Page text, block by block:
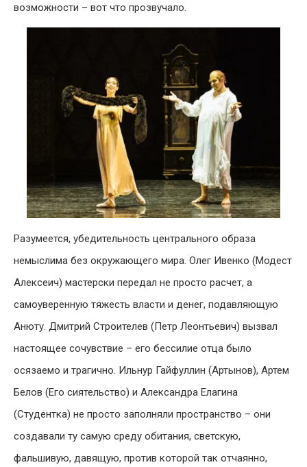
возможности – вот что прозвучало.
Разумеется, убедительность центрального образа
немыслима без окружающего мира. Олег Ивенко (Модест
Алексеич) мастерски передал не просто расчет, а
самоуверенную тяжесть власти и денег, подавляющую
Анюту. Дмитрий Строителев (Петр Леонтьевич) вызвал
настоящее сочувствие – его бессилие отца было
осязаемо и трагично. Ильнур Гайфуллин (Артынов), Артем
Белов (Его сиятельство) и Александра Елагина
(Студентка) не просто заполняли пространство – они
создавали ту самую среду обитания, светскую,
фальшивую, давящую, против которой так отчаянно,